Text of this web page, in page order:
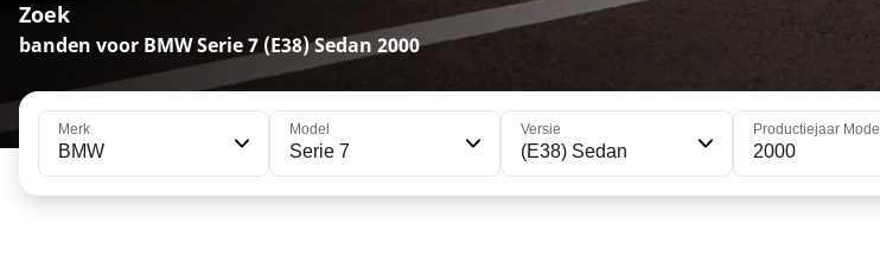
Zoek
banden voor BMW Serie 7 (E38) Sedan 2000
Merk
BMW
Model
Serie 7
Versie
(E38) Sedan
Productiejaar Model
2000